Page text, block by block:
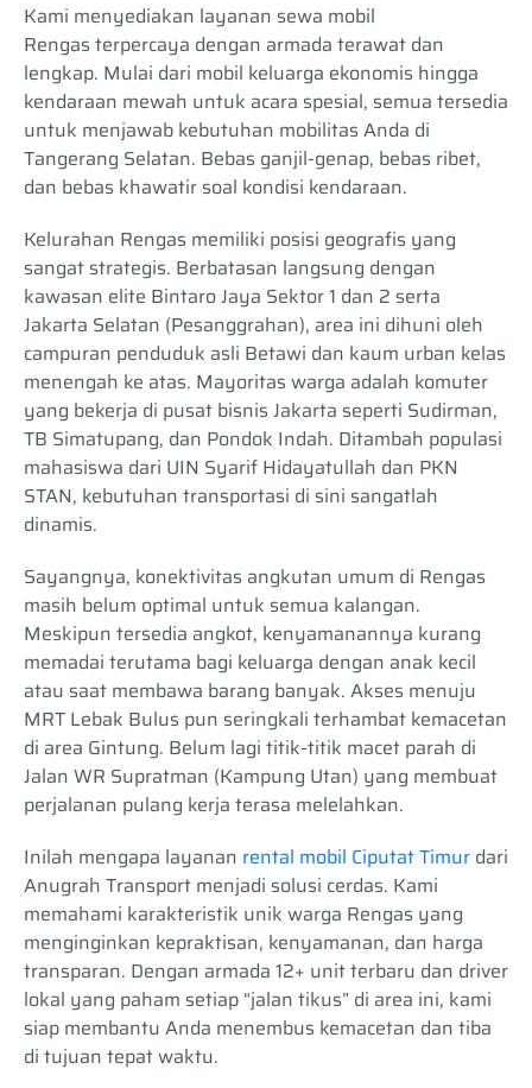
Kami menyediakan layanan sewa mobil
Rengas terpercaya dengan armada terawat dan
lengkap. Mulai dari mobil keluarga ekonomis hingga
kendaraan mewah untuk acara spesial, semua tersedia
untuk menjawab kebutuhan mobilitas Anda di
Tangerang Selatan. Bebas ganjil-genap, bebas ribet,
dan bebas khawatir soal kondisi kendaraan.
Kelurahan Rengas memiliki posisi geografis yang
sangat strategis. Berbatasan langsung dengan
kawasan elite Bintaro Jaya Sektor 1 dan 2 serta
Jakarta Selatan (Pesanggrahan), area ini dihuni oleh
campuran penduduk asli Betawi dan kaum urban kelas
menengah ke atas. Mayoritas warga adalah komuter
yang bekerja di pusat bisnis Jakarta seperti Sudirman,
TB Simatupang, dan Pondok Indah. Ditambah populasi
mahasiswa dari UIN Syarif Hidayatullah dan PKN
STAN, kebutuhan transportasi di sini sangatlah
dinamis.
Sayangnya, konektivitas angkutan umum di Rengas
masih belum optimal untuk semua kalangan.
Meskipun tersedia angkot, kenyamanannya kurang
memadai terutama bagi keluarga dengan anak kecil
atau saat membawa barang banyak. Akses menuju
MRT Lebak Bulus pun seringkali terhambat kemacetan
di area Gintung. Belum lagi titik-titik macet parah di
Jalan WR Supratman (Kampung Utan) yang membuat
perjalanan pulang kerja terasa melelahkan.
Inilah mengapa layanan rental mobil Ciputat Timur dari
Anugrah Transport menjadi solusi cerdas. Kami
memahami karakteristik unik warga Rengas yang
menginginkan kepraktisan, kenyamanan, dan harga
transparan. Dengan armada 12+ unit terbaru dan driver
lokal yang paham setiap “jalan tikus” di area ini, kami
siap membantu Anda menembus kemacetan dan tiba
di tujuan tepat waktu.